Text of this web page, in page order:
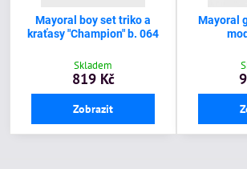
Mayoral boy set triko a
kraťasy "Champion" b. 064
Skladem
819 Kč
Zobrazit
Mayoral